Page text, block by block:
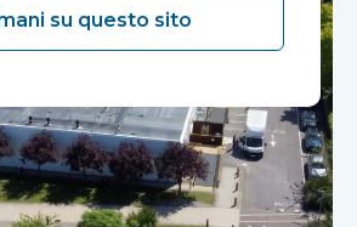
su questo sito